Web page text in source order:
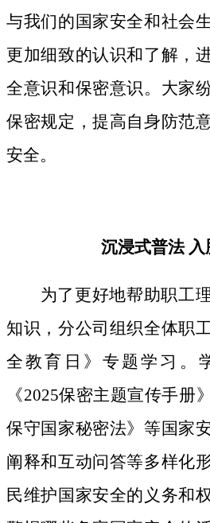
与我们的国家安全和社会
更加细致的认识和了解，
全意识和保密意识。大家
保密规定，提高自身防范
安全。
沉浸式普法 入
为了更好地帮助职工
知识，分公司组织全体职
全教育日》专题学习。
《2025保密主题宣传手册
保守国家秘密法》等国家
阐释和互动问答等多样化
民维护国家安全的义务和